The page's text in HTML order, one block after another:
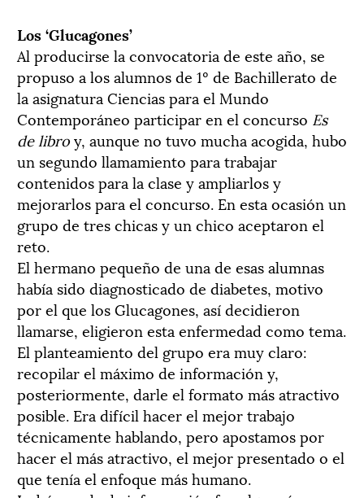
Los ‘Glucagones’
Al producirse la convocatoria de este año, se
propuso a los alumnos de 1º de Bachillerato de
la asignatura Ciencias para el Mundo
Contemporáneo participar en el concurso Es
de libroy, aunque no tuvo mucha acogida, hubo
un segundo llamamiento para trabajar
contenidos para la clase y ampliarlos y
mejorarlos para el concurso. En esta ocasión un
grupo de tres chicas y un chico aceptaron el
reto.
El hermano pequeño de una de esas alumnas
había sido diagnosticado de diabetes, motivo
por el que los Glucagones, así decidieron
llamarse, eligieron esta enfermedad como tema.
El planteamiento del grupo era muy claro:
recopilar el máximo de información y,
posteriormente, darle el formato más atractivo
posible. Era difícil hacer el mejor trabajo
técnicamente hablando, pero apostamos por
hacer el más atractivo, el mejor presentado o el
que tenía el enfoque más humano.